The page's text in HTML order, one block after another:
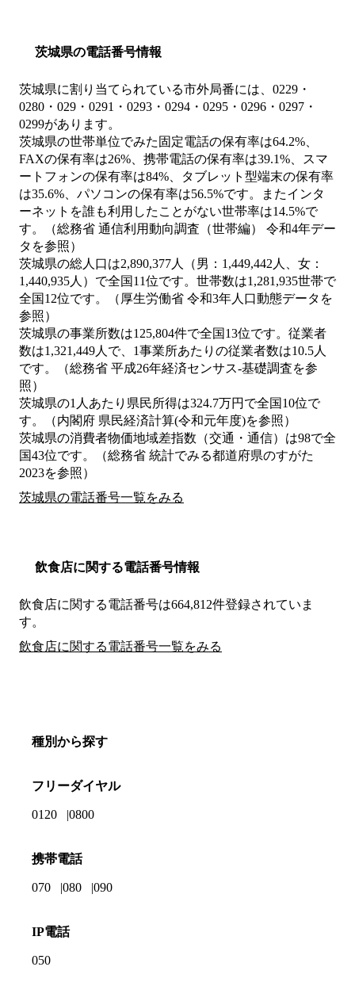
茨城県の電話番号情報
茨城県に割り当てられている市外局番には、0229・
0280・029・0291・0293・0294・0295・0296・0297・
0299があります。
茨城県の世帯単位でみた固定電話の保有率は64.2%、
FAXの保有率は26%、携帯電話の保有率は39.1%、スマ
ートフォンの保有率は84%、タブレット型端末の保有率
は35.6%、パソコンの保有率は56.5%です。またインタ
ーネットを誰も利用したことがない世帯率は14.5%で
す。（総務省 通信利用動向調査（世帯編） 令和4年デー
タを参照）
茨城県の総人口は2,890,377人（男：1,449,442人、女：
1,440,935人）で全国11位です。世帯数は1,281,935世帯で
全国12位です。（厚生労働省 令和3年人口動態データを
参照）
茨城県の事業所数は125,804件で全国13位です。従業者
数は1,321,449人で、1事業所あたりの従業者数は10.5人
です。（総務省 平成26年経済センサス‐基礎調査を参
照）
茨城県の1人あたり県民所得は324.7万円で全国10位で
す。（内閣府 県民経済計算(令和元年度)を参照）
茨城県の消費者物価地域差指数（交通・通信）は98で全
国43位です。（総務省 統計でみる都道府県のすがた
2023を参照）
茨城県の電話番号一覧をみる
飲食店に関する電話番号情報
飲食店に関する電話番号は664,812件登録されていま
す。
飲食店に関する電話番号一覧をみる
種別から探す
フリーダイヤル
0120 0800
携帯電話
070 080 090
IP電話
050